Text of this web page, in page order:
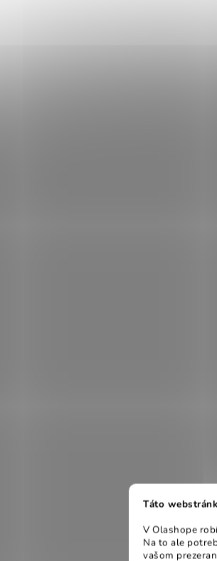
Táto
V Olashope
Na to ale
vašom